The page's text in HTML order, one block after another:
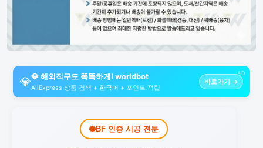
AD
💎💎 해외직구도 똑똑하게! worldbot
AliExpress 상품 검색 + 한국어 + 포인트 적립
바로가기 →
BF 인증 시공 전문